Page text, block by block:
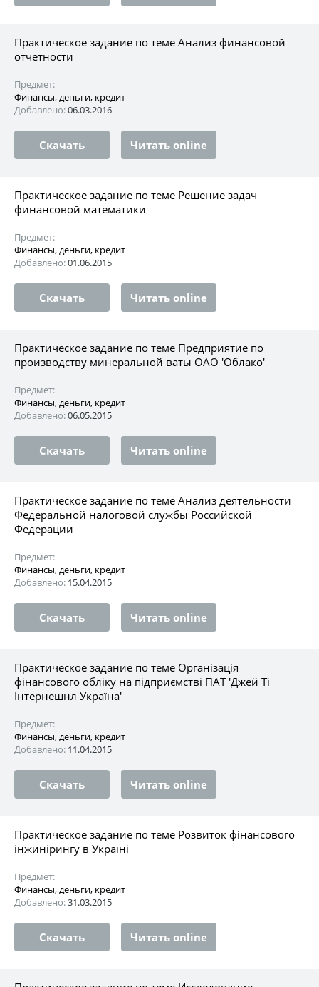
Практическое задание по теме Анализ финансовой
отчетности
Предмет:
Финансы, деньги, кредит
Добавлено:06.03.2016
Скачать Читать online
Практическое задание по теме Решение задач
финансовой математики
Предмет:
Финансы, деньги, кредит
Добавлено:01.06.2015
Скачать Читать online
Практическое задание по теме Предприятие по
производству минеральной ваты ОАО 'Облако'
Предмет:
Финансы, деньги, кредит
Добавлено:06.05.2015
Скачать Читать online
Практическое задание по теме Анализ деятельности
Федеральной налоговой службы Российской
Федерации
Предмет:
Финансы, деньги, кредит
Добавлено: 15.04.2015
Скачать Читать online
Практическое задание по теме Організація
фінансового обліку на підприємстві ПАТ 'Джей Тi
Iнтернешнл Україна'
Предмет:
Финансы, деньги, кредит
Добавлено: 11.04.2015
Скачать Читать online
Практическое задание по теме Розвиток фінансового
інжинірингу в Україні
Предмет:
Финансы, деньги, кредит
Добавлено:31.03.2015
Скачать Читать online